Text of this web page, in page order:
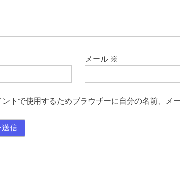
メール ※
ントで使用するためブラウザーに自分の名前、メ